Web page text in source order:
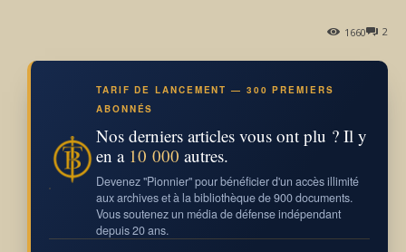
2
1660
TARIF DE LANCEMENT — 300 PREMIERS
ABONNÉS
Nos derniers articles vous ont plu ? Il y
en a 10 000 autres.
Devenez "Pionnier" pour bénéficier d'un accès illimité
aux archives et à la bibliothèque de 900 documents.
Vous soutenez un média de défense indépendant
depuis 20 ans.